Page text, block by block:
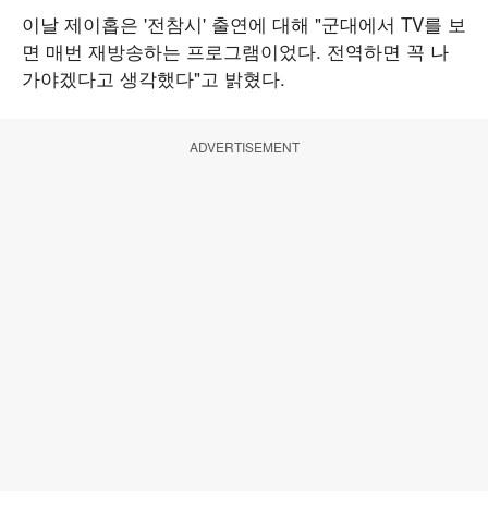
이날 제이홉은 '전참시' 출연에 대해 "군대에서 TV를 보
면 매번 재방송하는 프로그램이었다. 전역하면 꼭 나
가야겠다고 생각했다"고 밝혔다.
ADVERTISEMENT